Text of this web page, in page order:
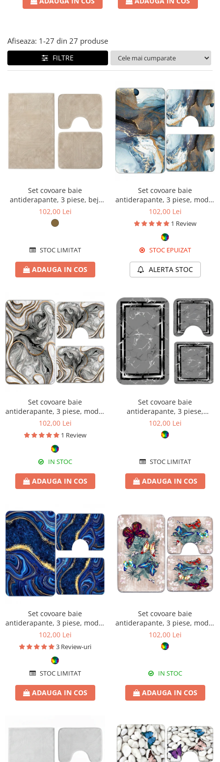
Afiseaza: 1-27 din 27 produse
FILTRE
Set covoare baie
antiderapante, 3 piese, bej,
textură soft cu acolade
102,00 Lei
STOC LIMITAT
ADAUGA IN COS
Set covoare baie
antiderapante, 3 piese, model
albastru cu accente aurii
102,00 Lei
1 Review
STOC EPUIZAT
ALERTA STOC
Set covoare baie
antiderapante, 3 piese, model
abstract gri cu accente aurii
102,00 Lei
1 Review
IN STOC
ADAUGA IN COS
Set covoare baie
antiderapante, 3 piese,
design marmură modernă
102,00 Lei
STOC LIMITAT
ADAUGA IN COS
Set covoare baie
antiderapante, 3 piese, model
abstract cu accente aurii
102,00 Lei
3 Review-uri
STOC LIMITAT
ADAUGA IN COS
Set covoare baie
antiderapante, 3 piese, model
fluturi tropicali
102,00 Lei
IN STOC
ADAUGA IN COS